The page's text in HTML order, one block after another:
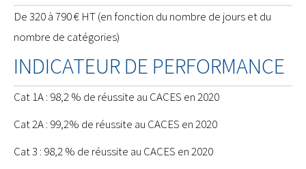
De 320 à 790 € HT (en fonction du nombre de jours et du
nombre de catégories)
INDICATEUR DE PERFORMANCE
Cat 1A : 98,2 % de réussite au CACES en 2020
Cat 2A : 99,2% de réussite au CACES en 2020
Cat 3 : 98,2 % de réussite au CACES en 2020